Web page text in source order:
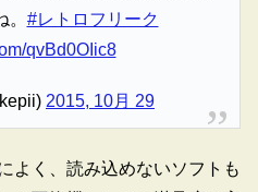
#レトロフリーク
qvBd0OIic8
2015, 10月 29
よく、読み込めないソフトも